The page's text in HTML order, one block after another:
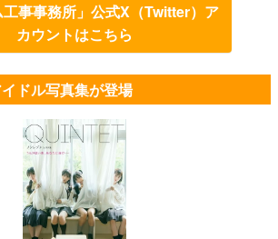
工事事務所」公式X（Twitter）ア
カウントはこちら
ドル写真集が登場